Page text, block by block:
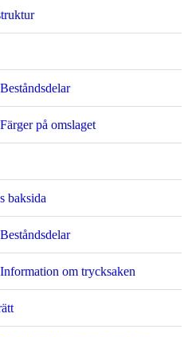
Beståndsdelar
Färger på omslaget
baksida
Beståndsdelar
Information om trycksaken